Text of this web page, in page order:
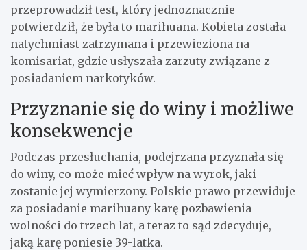
przeprowadził test, który jednoznacznie
potwierdził, że była to marihuana. Kobieta została
natychmiast zatrzymana i przewieziona na
komisariat, gdzie usłyszała zarzuty związane z
posiadaniem narkotyków.
Przyznanie się do winy i możliwe
konsekwencje
Podczas przesłuchania, podejrzana przyznała się
do winy, co może mieć wpływ na wyrok, jaki
zostanie jej wymierzony. Polskie prawo przewiduje
za posiadanie marihuany karę pozbawienia
wolności do trzech lat, a teraz to sąd zdecyduje,
jaką karę poniesie 39-latka.